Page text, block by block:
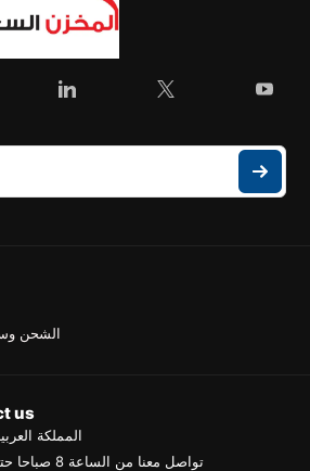
الشحن
us
المملكة
تواصل معنا من الساعة 8 صباحا حتى 5 مساءا